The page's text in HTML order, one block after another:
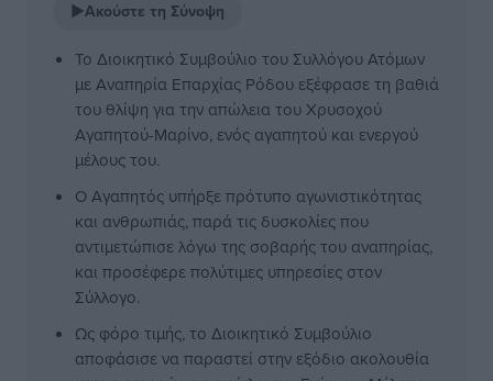
▶Ακούστε τη Σύνοψη
Το Διοικητικό Συμβούλιο του Συλλόγου Ατόμων
με Αναπηρία Επαρχίας Ρόδου εξέφρασε τη βαθιά
του θλίψη για την απώλεια του Χρυσοχού
Αγαπητού-Μαρίνο, ενός αγαπητού και ενεργού
μέλους του.
Ο Αγαπητός υπήρξε πρότυπο αγωνιστικότητας
και ανθρωπιάς, παρά τις δυσκολίες που
αντιμετώπισε λόγω της σοβαρής του αναπηρίας,
και προσέφερε πολύτιμες υπηρεσίες στον
Σύλλογο.
Ως φόρο τιμής, το Διοικητικό Συμβούλιο
αποφάσισε να παραστεί στην εξόδιο ακολουθία